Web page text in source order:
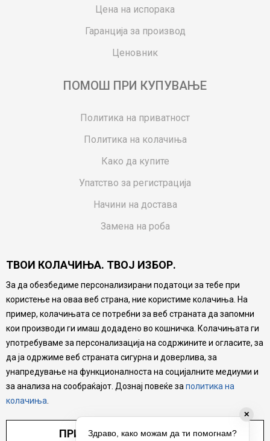
Цена на испорака
Гаранција за производ
Ценовник
ПОМОШ ПРИ КУПУВАЊЕ
Политика на приватност
Политика на колачиња
Како да купите
Упатство за регистрација
Начини на достава
Замена на роба
Ваучери
Product Finder
FAQs
Настојуваме да бидеме што попрецизни во описот на
производите, прикажување на слики и цени, но не
можеме да гарантираме дека сите информации се
комплетни и без грешка. Сите производи се дел од
нашата понуда, но не се подразбира дека мора да се
достапни во секој момент.
ТВОИ КОЛАЧИЊА. ТВОЈ ИЗБОР.
За да обезбедиме персонализирани податоци за тебе при
користење на оваа веб страна, ние користиме колачиња. На
пример, колачињата се потребни за веб страната да запомни
кои производи ги имаш додадено во кошничка. Колачињата ги
употребуваме за персонализација на содржините и огласите, за
да ја одржиме веб страната сигурна и доверлива, за
унапредување на функционалноста на социјалните медиуми и
за анализа на сообраќајот. Дознај повеќе за политика на
колачиња
ПРИЛАГОДИ ПОСТАВУВАЊА
✕
Здраво, како можам да ти помогнам?